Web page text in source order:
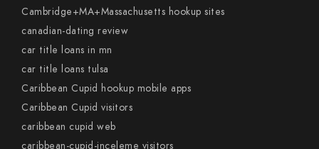
Cambridge+MA+Massachusetts hookup sites
canadian-dating review
car title loans in mn
car title loans tulsa
Caribbean Cupid hookup mobile apps
Caribbean Cupid visitors
caribbean cupid web
caribbean-cupid-inceleme visitors